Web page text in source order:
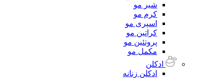
شیر مو
کرم مو
اسپری مو
کراتین مو
پروتئین مو
مکمل مو
ادکلن
ادکلن زنانه